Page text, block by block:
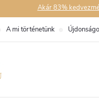
Akár 83%
A mi történetünk